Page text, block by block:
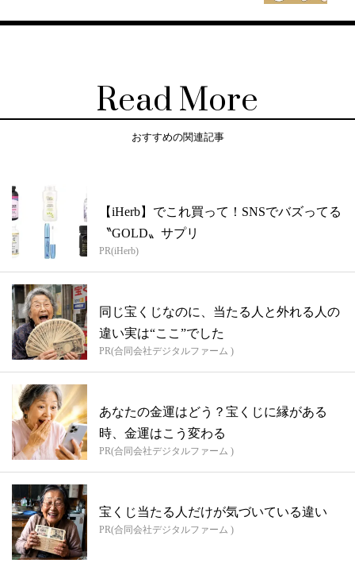
Read More
おすすめの関連記事
【iHerb】でこれ買って！SNSでバズってる
〝GOLD〟サプリ
PR(iHerb)
同じ宝くじなのに、当たる人と外れる人の
違い実は“ここ”でした
PR(合同会社デジタルファーム )
あなたの金運はどう？宝くじに縁がある
時、金運はこう変わる
PR(合同会社デジタルファーム )
宝くじ当たる人だけが気づいている違い
PR(合同会社デジタルファーム )